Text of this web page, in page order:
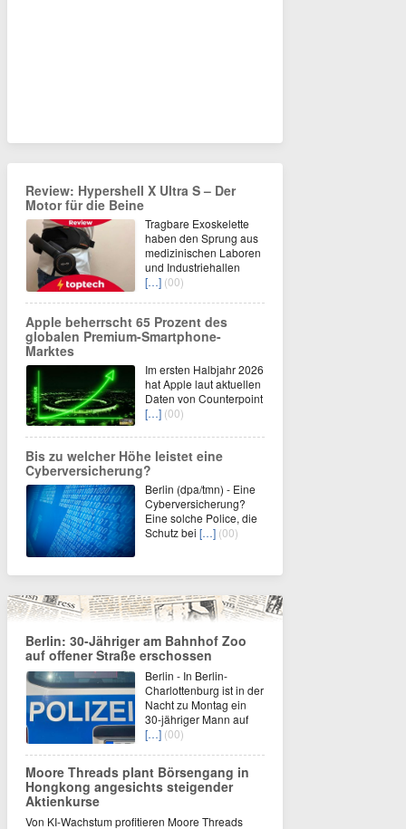
Review: Hypershell X Ultra S – Der
Motor für die Beine
Tragbare Exoskelette
haben den Sprung aus
medizinischen Laboren
und Industriehallen
[…] (00)
Apple beherrscht 65 Prozent des
globalen Premium-Smartphone-
Marktes
Im ersten Halbjahr 2026
hat Apple laut aktuellen
Daten von Counterpoint
[…] (00)
Bis zu welcher Höhe leistet eine
Cyberversicherung?
Berlin (dpa/tmn) - Eine
Cyberversicherung?
Eine solche Police, die
Schutz bei […] (00)
Berlin: 30-Jähriger am Bahnhof Zoo
auf offener Straße erschossen
Berlin - In Berlin-
Charlottenburg ist in der
Nacht zu Montag ein
30-jähriger Mann auf
[…] (00)
Moore Threads plant Börsengang in
Hongkong angesichts steigender
Aktienkurse
Von KI-Wachstum profitieren Moore Threads